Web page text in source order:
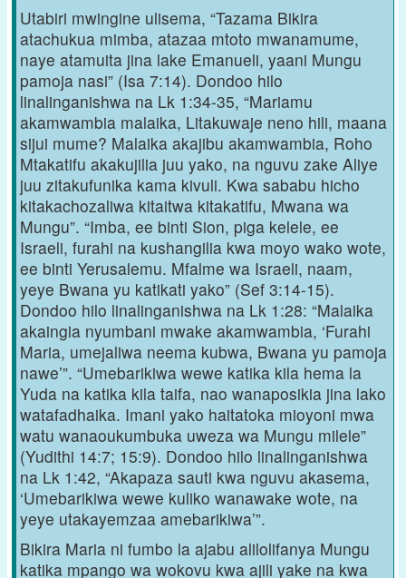
Utabiri mwingine ulisema, “Tazama Bikira
atachukua mimba, atazaa mtoto mwanamume,
naye atamuita jina lake Emanueli, yaani Mungu
pamoja nasi” (Isa 7:14). Dondoo hilo
linalinganishwa na Lk 1:34-35, “Mariamu
akamwambia malaika, Litakuwaje neno hili, maana
sijui mume? Malaika akajibu akamwambia, Roho
Mtakatifu akakujilia juu yako, na nguvu zake Aliye
juu zitakufunika kama kivuli. Kwa sababu hicho
kitakachozaliwa kitaitwa kitakatifu, Mwana wa
Mungu”. “Imba, ee binti Sion, piga kelele, ee
Israeli, furahi na kushangilia kwa moyo wako wote,
ee binti Yerusalemu. Mfalme wa Israeli, naam,
yeye Bwana yu katikati yako” (Sef 3:14-15).
Dondoo hilo linalinganishwa na Lk 1:28: “Malaika
akaingia nyumbani mwake akamwambia, ‘Furahi
Maria, umejaliwa neema kubwa, Bwana yu pamoja
nawe’”. “Umebarikiwa wewe katika kila hema la
Yuda na katika kila taifa, nao wanaposikia jina lako
watafadhaika. Imani yako haitatoka mioyoni mwa
watu wanaoukumbuka uweza wa Mungu milele”
(Yudithi 14:7; 15:9). Dondoo hilo linalinganishwa
na Lk 1:42, “Akapaza sauti kwa nguvu akasema,
‘Umebarikiwa wewe kuliko wanawake wote, na
yeye utakayemzaa amebarikiwa’”.
Bikira Maria ni fumbo la ajabu alilolifanya Mungu
katika mpango wa wokovu kwa ajili yake na kwa